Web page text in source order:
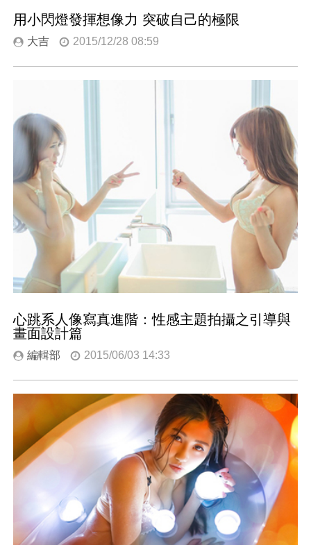
用小閃燈發揮想像力 突破自己的極限
大吉 2015/12/28 08:59
心跳系人像寫真進階：性感主題拍攝之引導與
畫面設計篇
編輯部 2015/06/03 14:33